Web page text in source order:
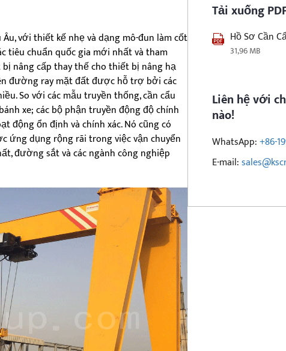
với thiết kế nhẹ và dạng mô-đun làm cốt
tiêu chuẩn quốc gia mới nhất và tham
bị nâng cấp thay thế cho thiết bị nâng hạ
đường ray mặt đất được hỗ trợ bởi các
So với các mẫu truyền thống, cần cẩu
xe; các bộ phận truyền động độ chính
động ổn định và chính xác. Nó cũng có
ứng dụng rộng rãi trong việc vận chuyển
đường sắt và các ngành công nghiệp
Tải xuống
Hồ Sơ Cần
31,96 MB
Liên hệ với
nào!
WhatsApp:+86-
E-mail: